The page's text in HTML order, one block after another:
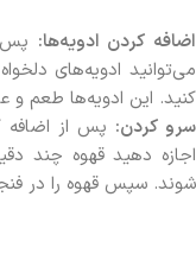
اضافه کردن ادویه‌ها: پس
می‌توانید ادویه‌های
کنید. این ادویه‌ها طعم و
سرو کردن: پس از اضافه
اجازه دهید قهوه چند
شوند. سپس قهوه را در